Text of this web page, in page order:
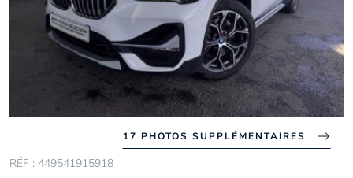
17 PHOTOS SUPPLÉMENTAIRES
RÉF : 449541915918